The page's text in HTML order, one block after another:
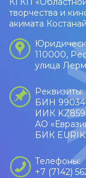
творчества и
акимата
110000,
улица
Реквизиты:
БИН
ИИК
АО
БИК
Телефоны:
+7 (7142)